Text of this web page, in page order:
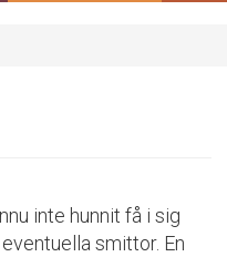
inte hunnit få i sig
smittor. En